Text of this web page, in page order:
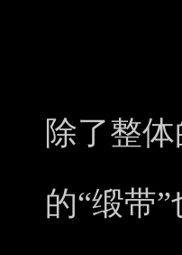
除了整
的“缎带